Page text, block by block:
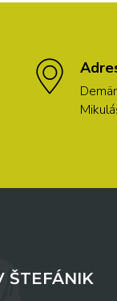
ŠTEFÁNIK